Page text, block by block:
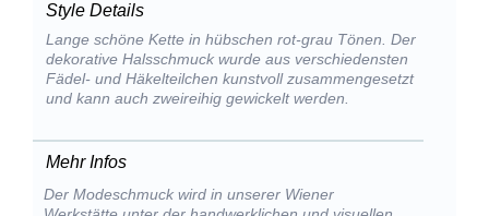
Style Details
Lange schöne Kette in hübschen rot-grau Tönen. Der
dekorative Halsschmuck wurde aus verschiedensten
Fädel- und Häkelteilchen kunstvoll zusammengesetzt
und kann auch zweireihig gewickelt werden.
Mehr Infos
Der Modeschmuck wird in unserer Wiener